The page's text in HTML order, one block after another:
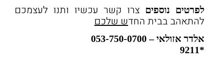
לפרטים נוספים צרו קשר עכשיו ותנו לעצמכם
להתאהב בבית החדש שלכם
אלדר אזולאי – 053-750-0700
*9211